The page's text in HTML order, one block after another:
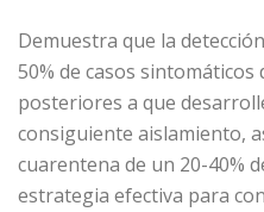
Demuestra que la
50% de casos
posteriores a que
consiguiente aislamiento,
cuarentena de un 20-40%
estrategia efectiva para